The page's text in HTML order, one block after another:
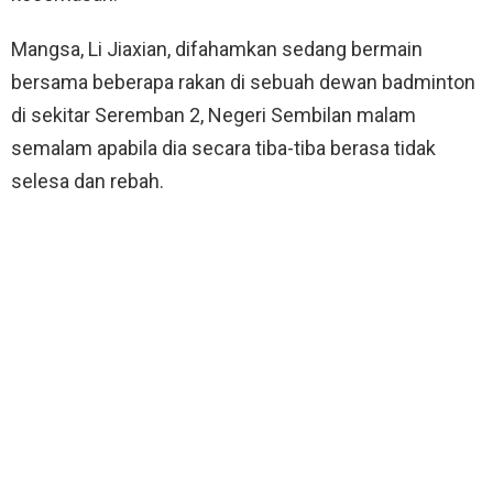
Mangsa, Li Jiaxian, difahamkan sedang bermain
bersama beberapa rakan di sebuah dewan badminton
di sekitar Seremban 2, Negeri Sembilan malam
semalam apabila dia secara tiba-tiba berasa tidak
selesa dan rebah.